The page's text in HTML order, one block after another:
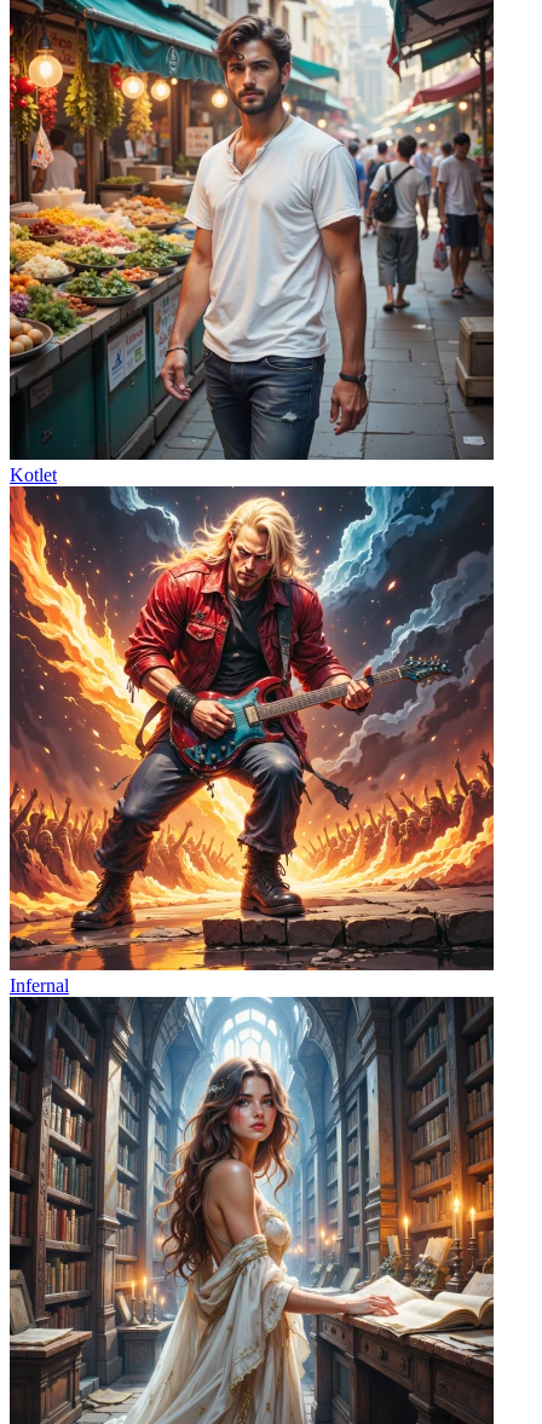
Kotlet
Infernal